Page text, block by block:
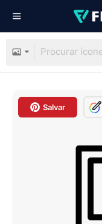
Salvar